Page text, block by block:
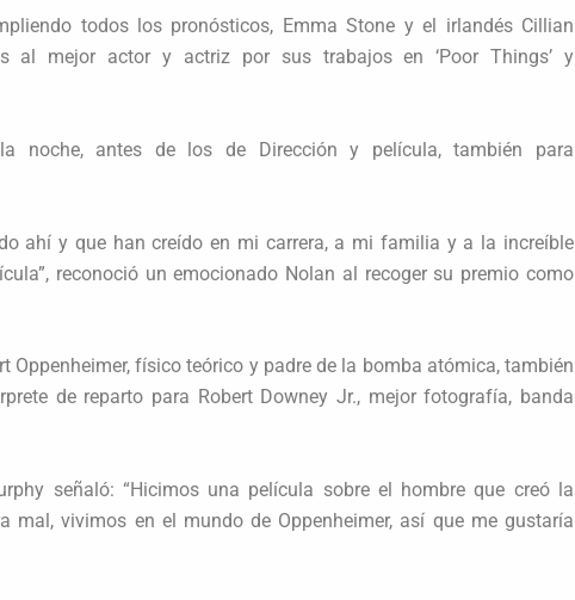
todos los pronósticos, Emma Stone y el irlandés Cillian
al mejor actor y actriz por sus trabajos en ‘Poor Things’ y
noche, antes de los de Dirección y película, también para
ahí y que han creído en mi carrera, a mi familia y a la increíble
reconoció un emocionado Nolan al recoger su premio como
Oppenheimer, físico teórico y padre de la bomba atómica, también
de reparto para Robert Downey Jr., mejor fotografía, banda
señaló: “Hicimos una película sobre el hombre que creó la
mal, vivimos en el mundo de Oppenheimer, así que me gustaría